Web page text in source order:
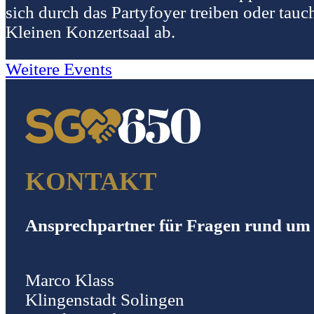
sich durch das Partyfoyer treiben oder
Kleinen Konzertsaal ab.
Weitere Events
KONTAKT
Ansprechpartner für Fragen rund
Marco Klass
Klingenstadt Solingen